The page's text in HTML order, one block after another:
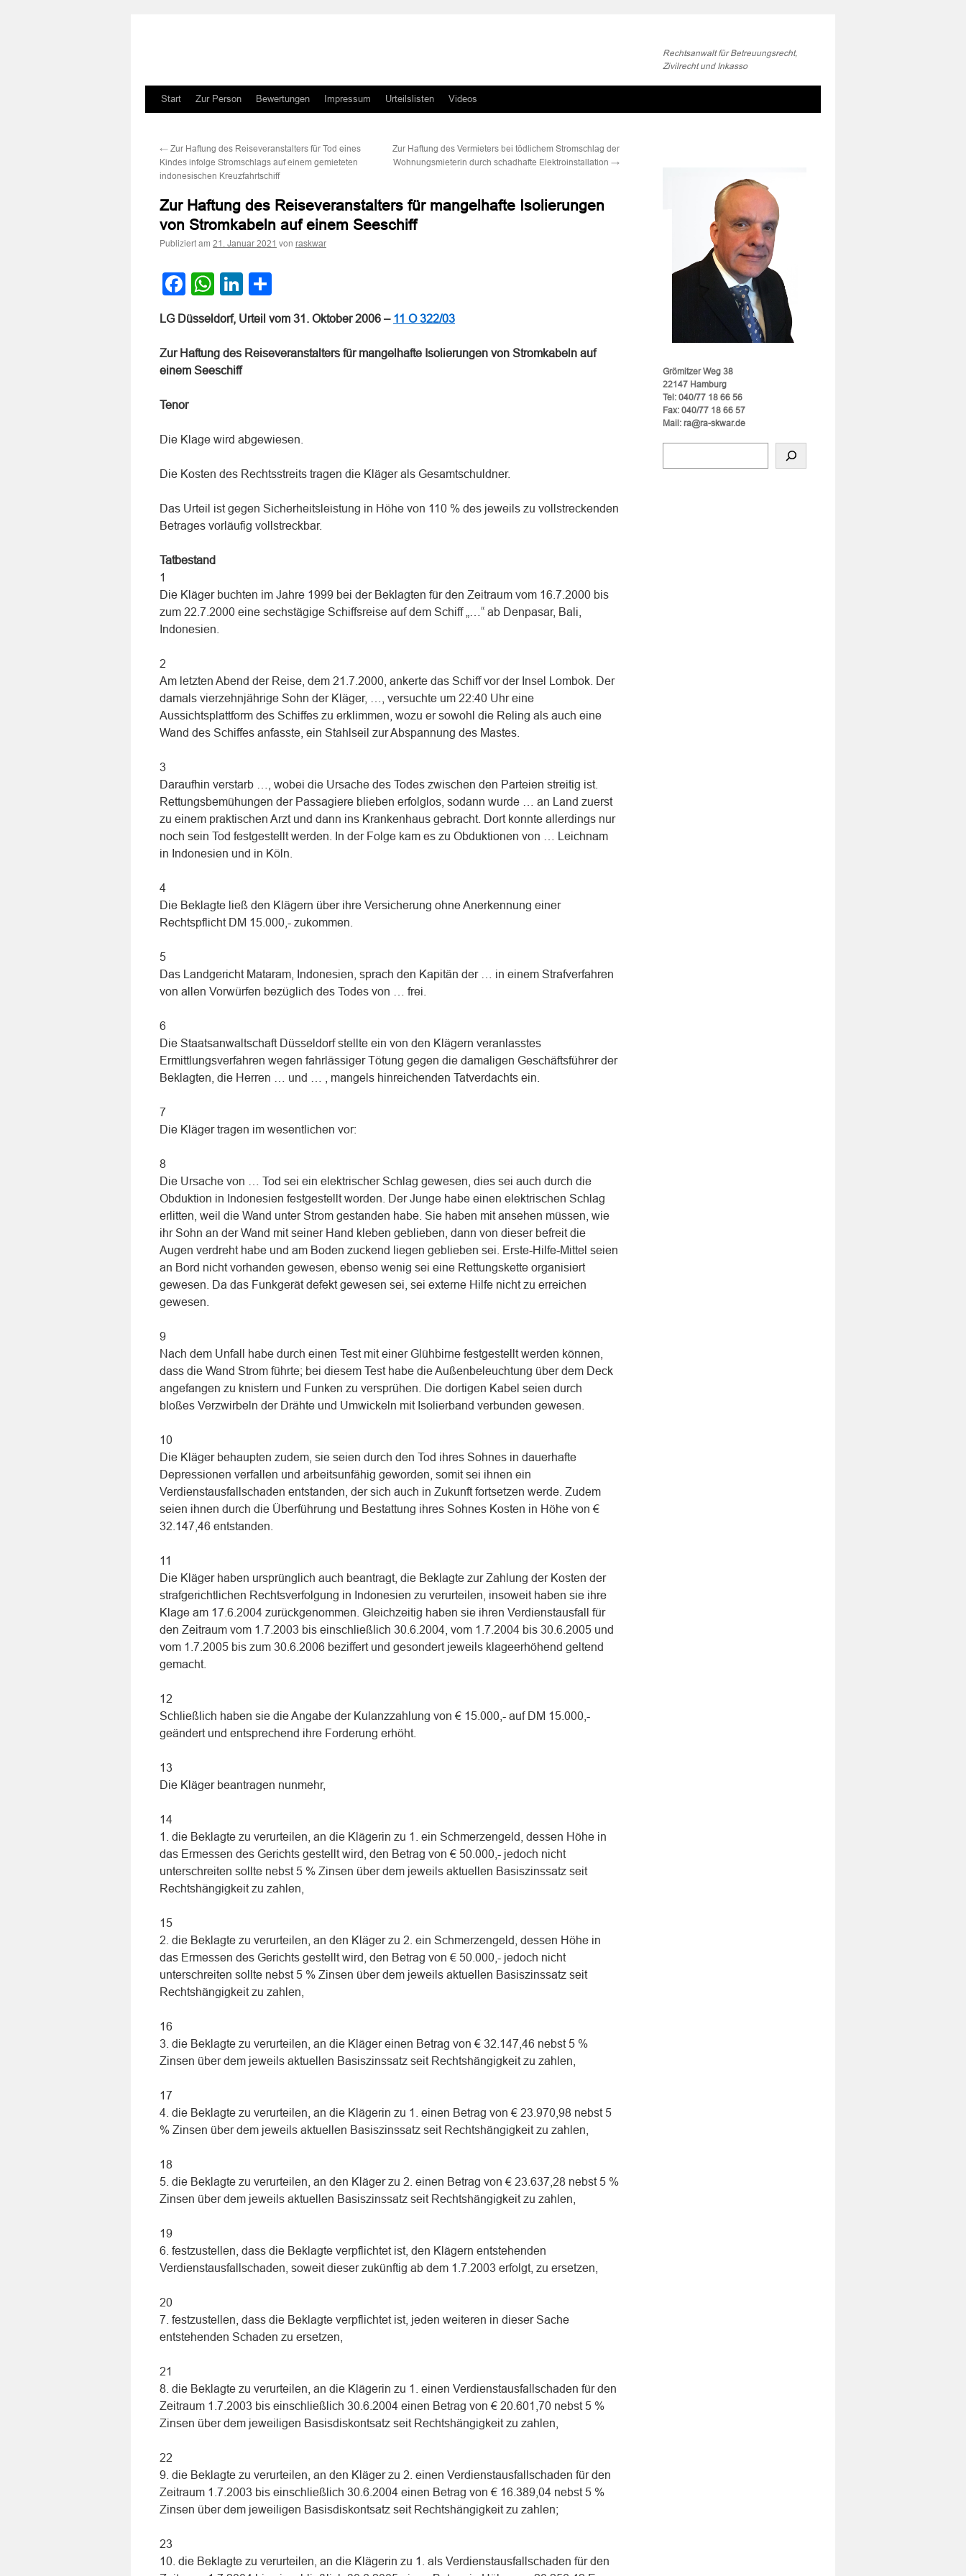
Rechtsanwalt für Betreuungsrecht,
Zivilrecht und Inkasso
Zum
springen
Start Zur Person Bewertungen Impressum Urteilslisten Videos
← Zur Haftung des Reiseveranstalters für Tod eines
Kindes infolge Stromschlags auf einem gemieteten
indonesischen Kreuzfahrtschiff
Zur Haftung des Vermieters bei tödlichem Stromschlag der
Wohnungsmieterin durch schadhafte Elektroinstallation →
Zur Haftung des Reiseveranstalters für mangelhafte Isolierungen
von Stromkabeln auf einem Seeschiff
Publiziert am 21. Januar 2021 von raskwar
Facebook
WhatsApp
LinkedIn
LG Düsseldorf, Urteil vom 31. Oktober 2006 – 11 O 322/03
Zur Haftung des Reiseveranstalters für mangelhafte Isolierungen von Stromkabeln auf
einem Seeschiff
Tenor
Die Klage wird abgewiesen.
Die Kosten des Rechtsstreits tragen die Kläger als Gesamtschuldner.
Das Urteil ist gegen Sicherheitsleistung in Höhe von 110 % des jeweils zu vollstreckenden
Betrages vorläufig vollstreckbar.
Tatbestand
1
Die Kläger buchten im Jahre 1999 bei der Beklagten für den Zeitraum vom 16.7.2000 bis
zum 22.7.2000 eine sechstägige Schiffsreise auf dem Schiff „…“ ab Denpasar, Bali,
Indonesien.
2
Am letzten Abend der Reise, dem 21.7.2000, ankerte das Schiff vor der Insel Lombok. Der
damals vierzehnjährige Sohn der Kläger, …, versuchte um 22:40 Uhr eine
Aussichtsplattform des Schiffes zu erklimmen, wozu er sowohl die Reling als auch eine
Wand des Schiffes anfasste, ein Stahlseil zur Abspannung des Mastes.
3
Daraufhin verstarb …, wobei die Ursache des Todes zwischen den Parteien streitig ist.
Rettungsbemühungen der Passagiere blieben erfolglos, sodann wurde … an Land zuerst
zu einem praktischen Arzt und dann ins Krankenhaus gebracht. Dort konnte allerdings nur
noch sein Tod festgestellt werden. In der Folge kam es zu Obduktionen von … Leichnam
in Indonesien und in Köln.
4
Die Beklagte ließ den Klägern über ihre Versicherung ohne Anerkennung einer
Rechtspflicht DM 15.000,- zukommen.
5
Das Landgericht Mataram, Indonesien, sprach den Kapitän der … in einem Strafverfahren
von allen Vorwürfen bezüglich des Todes von … frei.
6
Die Staatsanwaltschaft Düsseldorf stellte ein von den Klägern veranlasstes
Ermittlungsverfahren wegen fahrlässiger Tötung gegen die damaligen Geschäftsführer der
Beklagten, die Herren … und … , mangels hinreichenden Tatverdachts ein.
7
Die Kläger tragen im wesentlichen vor:
8
Die Ursache von … Tod sei ein elektrischer Schlag gewesen, dies sei auch durch die
Obduktion in Indonesien festgestellt worden. Der Junge habe einen elektrischen Schlag
erlitten, weil die Wand unter Strom gestanden habe. Sie haben mit ansehen müssen, wie
ihr Sohn an der Wand mit seiner Hand kleben geblieben, dann von dieser befreit die
Augen verdreht habe und am Boden zuckend liegen geblieben sei. Erste-Hilfe-Mittel seien
an Bord nicht vorhanden gewesen, ebenso wenig sei eine Rettungskette organisiert
gewesen. Da das Funkgerät defekt gewesen sei, sei externe Hilfe nicht zu erreichen
gewesen.
9
Nach dem Unfall habe durch einen Test mit einer Glühbirne festgestellt werden können,
dass die Wand Strom führte; bei diesem Test habe die Außenbeleuchtung über dem Deck
angefangen zu knistern und Funken zu versprühen. Die dortigen Kabel seien durch
bloßes Verzwirbeln der Drähte und Umwickeln mit Isolierband verbunden gewesen.
10
Die Kläger behaupten zudem, sie seien durch den Tod ihres Sohnes in dauerhafte
Depressionen verfallen und arbeitsunfähig geworden, somit sei ihnen ein
Verdienstausfallschaden entstanden, der sich auch in Zukunft fortsetzen werde. Zudem
seien ihnen durch die Überführung und Bestattung ihres Sohnes Kosten in Höhe von €
32.147,46 entstanden.
11
Die Kläger haben ursprünglich auch beantragt, die Beklagte zur Zahlung der Kosten der
strafgerichtlichen Rechtsverfolgung in Indonesien zu verurteilen, insoweit haben sie ihre
Klage am 17.6.2004 zurückgenommen. Gleichzeitig haben sie ihren Verdienstausfall für
den Zeitraum vom 1.7.2003 bis einschließlich 30.6.2004, vom 1.7.2004 bis 30.6.2005 und
vom 1.7.2005 bis zum 30.6.2006 beziffert und gesondert jeweils klageerhöhend geltend
gemacht.
12
Schließlich haben sie die Angabe der Kulanzzahlung von € 15.000,- auf DM 15.000,-
geändert und entsprechend ihre Forderung erhöht.
13
Die Kläger beantragen nunmehr,
14
1. die Beklagte zu verurteilen, an die Klägerin zu 1. ein Schmerzengeld, dessen Höhe in
das Ermessen des Gerichts gestellt wird, den Betrag von € 50.000,- jedoch nicht
unterschreiten sollte nebst 5 % Zinsen über dem jeweils aktuellen Basiszinssatz seit
Rechtshängigkeit zu zahlen,
15
2. die Beklagte zu verurteilen, an den Kläger zu 2. ein Schmerzengeld, dessen Höhe in
das Ermessen des Gerichts gestellt wird, den Betrag von € 50.000,- jedoch nicht
unterschreiten sollte nebst 5 % Zinsen über dem jeweils aktuellen Basiszinssatz seit
Rechtshängigkeit zu zahlen,
16
3. die Beklagte zu verurteilen, an die Kläger einen Betrag von € 32.147,46 nebst 5 %
Zinsen über dem jeweils aktuellen Basiszinssatz seit Rechtshängigkeit zu zahlen,
17
4. die Beklagte zu verurteilen, an die Klägerin zu 1. einen Betrag von € 23.970,98 nebst 5
% Zinsen über dem jeweils aktuellen Basiszinssatz seit Rechtshängigkeit zu zahlen,
18
5. die Beklagte zu verurteilen, an den Kläger zu 2. einen Betrag von € 23.637,28 nebst 5 %
Zinsen über dem jeweils aktuellen Basiszinssatz seit Rechtshängigkeit zu zahlen,
19
6. festzustellen, dass die Beklagte verpflichtet ist, den Klägern entstehenden
Verdienstausfallschaden, soweit dieser zukünftig ab dem 1.7.2003 erfolgt, zu ersetzen,
20
7. festzustellen, dass die Beklagte verpflichtet ist, jeden weiteren in dieser Sache
entstehenden Schaden zu ersetzen,
21
8. die Beklagte zu verurteilen, an die Klägerin zu 1. einen Verdienstausfallschaden für den
Zeitraum 1.7.2003 bis einschließlich 30.6.2004 einen Betrag von € 20.601,70 nebst 5 %
Zinsen über dem jeweiligen Basisdiskontsatz seit Rechtshängigkeit zu zahlen,
22
9. die Beklagte zu verurteilen, an den Kläger zu 2. einen Verdienstausfallschaden für den
Zeitraum 1.7.2003 bis einschließlich 30.6.2004 einen Betrag von € 16.389,04 nebst 5 %
Zinsen über dem jeweiligen Basisdiskontsatz seit Rechtshängigkeit zu zahlen;
23
10. die Beklagte zu verurteilen, an die Klägerin zu 1. als Verdienstausfallschaden für den
Grömitzer Weg 38
22147 Hamburg
Tel: 040/77 18 66 56
Fax: 040/77 18 66 57
Mail: ra@ra-skwar.de